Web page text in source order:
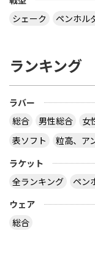
シェーク
ペンホル
ランキング
ラバー
総合
男性総合 女
表ソフト
粒高、ア
ラケット
全ランキング
ペン
ウェア
総合